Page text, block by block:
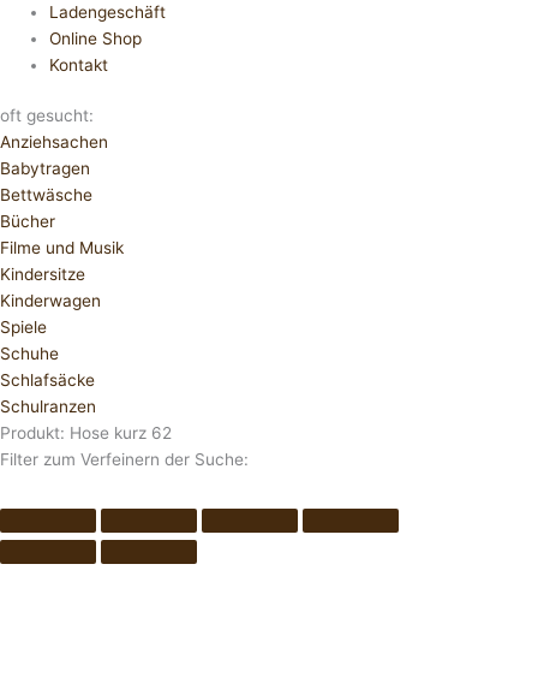
Ladengeschäft
Online Shop
Kontakt
oft gesucht:
Anziehsachen
Babytragen
Bettwäsche
Bücher
Filme und Musik
Kindersitze
Kinderwagen
Spiele
Schuhe
Schlafsäcke
Schulranzen
Produkt: Hose kurz 62
Filter zum Verfeinern der Suche: